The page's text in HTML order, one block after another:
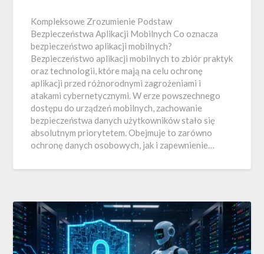
Kompleksowe Zrozumienie Podstaw
Bezpieczeństwa Aplikacji Mobilnych Co oznacza
bezpieczeństwo aplikacji mobilnych?
Bezpieczeństwo aplikacji mobilnych to zbiór praktyk
oraz technologii, które mają na celu ochronę
aplikacji przed różnorodnymi zagrożeniami i
atakami cybernetycznymi. W erze powszechnego
dostępu do urządzeń mobilnych, zachowanie
bezpieczeństwa danych użytkowników stało się
absolutnym priorytetem. Obejmuje to zarówno
ochronę danych osobowych, jak i zapewnienie…